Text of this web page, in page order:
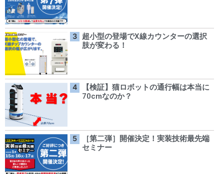
超小型の登場でX線カウンターの選択
肢が変わる！
【検証】猫ロボットの通行幅は本当に
70cmなのか？
［第二弾］開催決定！実装技術最先端
セミナー